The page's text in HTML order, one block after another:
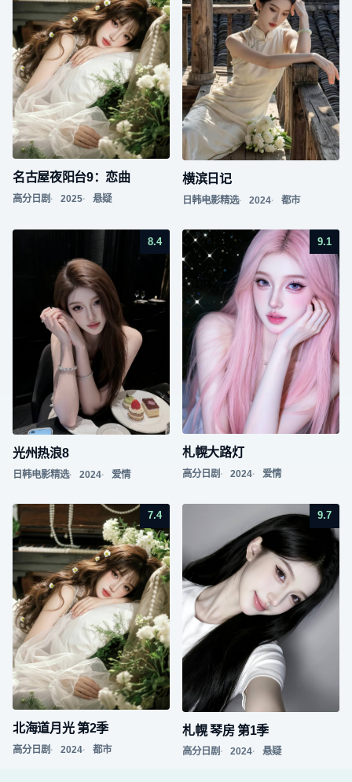
名古屋夜阳台9：恋曲
高分日剧 2025 悬疑
横滨日记
日韩电影精选 2024 都市
8.4
光州热浪8
日韩电影精选 2024 爱情
9.1
札幌大路灯
高分日剧 2024 爱情
7.4
北海道月光 第2季
高分日剧 2024 都市
9.7
札幌 琴房 第1季
高分日剧 2024 悬疑